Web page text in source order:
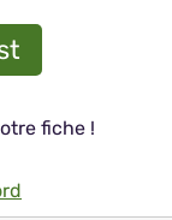
fiche !